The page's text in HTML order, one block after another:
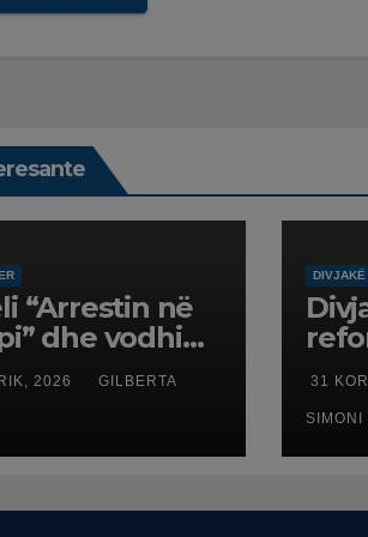
“Arrestin në
dhe vodhi
43-
2026 GILBERTA
DIVJAKË
31
SIMONI